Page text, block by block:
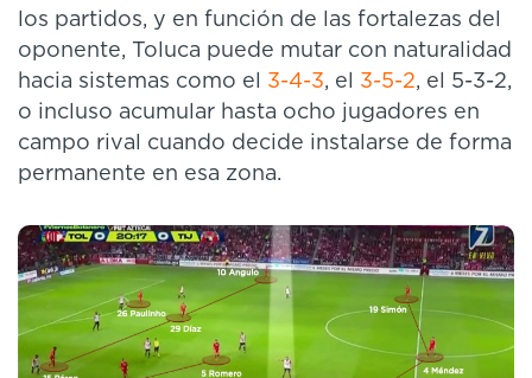
los partidos, y en función de las fortalezas del
oponente, Toluca puede mutar con naturalidad
hacia sistemas como el 3-4-3, el 3-5-2, el 5-3-2,
o incluso acumular hasta ocho jugadores en
campo rival cuando decide instalarse de forma
permanente en esa zona.